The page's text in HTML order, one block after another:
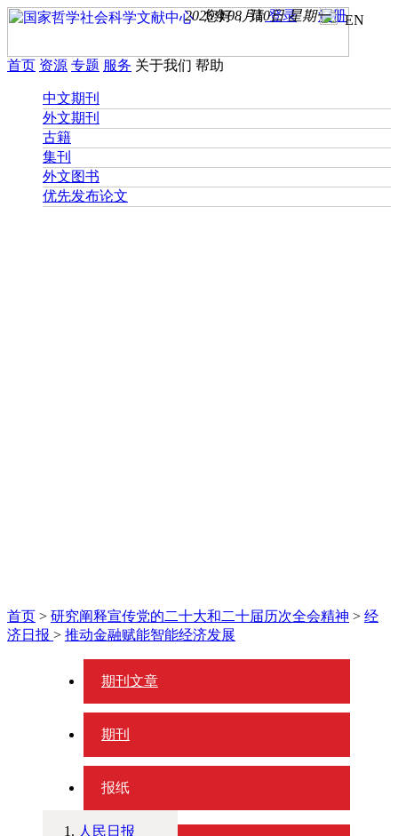
您好， 请登录 注册EN
2026年08月10日 星期一
首页 资源 专题 服务 关于我们 帮助
中文期刊
外文期刊
古籍
集刊
外文图书
优先发布论文
首页 > 研究阐释宣传党的二十大和二十届历次全会精神 > 经
济日报 > 推动金融赋能智能经济发展
期刊文章
期刊
报纸
人民日报